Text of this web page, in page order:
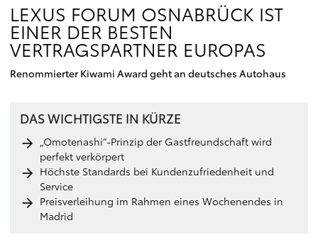
LEXUS FORUM OSNABRÜCK IST
EINER DER BESTEN
VERTRAGSPARTNER EUROPAS
Renommierter Kiwami Award geht an deutsches Autohaus
DAS WICHTIGSTE IN KÜRZE
„Omotenashi“-Prinzip der Gastfreundschaft wird
perfekt verkörpert
Höchste Standards bei Kundenzufriedenheit und
Service
Preisverleihung im Rahmen eines Wochenendes in
Madrid